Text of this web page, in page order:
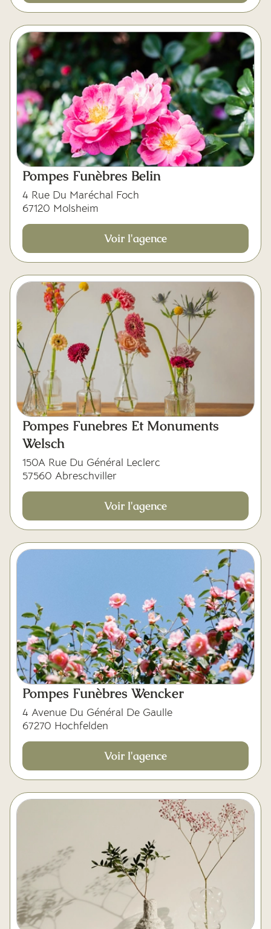
Pompes Funèbres Belin
4 Rue Du Maréchal Foch
67120 Molsheim
Voir l'agence
Pompes Funebres Et Monuments
Welsch
150A Rue Du Général Leclerc
57560 Abreschviller
Voir l'agence
Pompes Funèbres Wencker
4 Avenue Du Général De Gaulle
67270 Hochfelden
Voir l'agence